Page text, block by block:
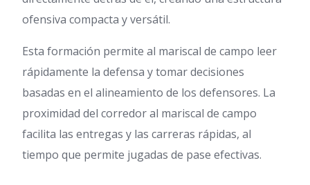
ofensiva compacta y versátil.
Esta formación permite al mariscal de campo leer
rápidamente la defensa y tomar decisiones
basadas en el alineamiento de los defensores. La
proximidad del corredor al mariscal de campo
facilita las entregas y las carreras rápidas, al
tiempo que permite jugadas de pase efectivas.